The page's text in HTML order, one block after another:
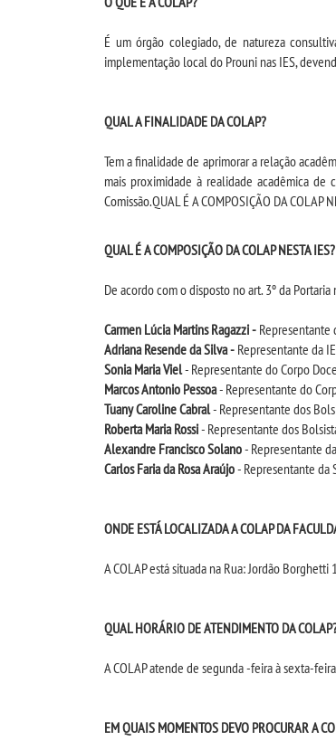
É um órgão colegiado, de natureza
implementação local do Prouni nas IES,
QUAL A FINALIDADE DA COLAP?
Tem a finalidade de aprimorar a relação
mais proximidade à realidade acadêmica de
Comissão.QUAL É A COMPOSIÇÃO DA COLAP
QUAL É A COMPOSIÇÃO DA COLAP NESTA IES?
De acordo com o disposto no art. 3º da
Carmen Lúcia Martins Ragazzi - Representante
Adriana Resende da Silva - Representante da
Sonia Maria Viel- Representante do Corpo
Marcos Antonio Pessoa- Representante do
Tuany Caroline Cabral- Representante dos
Roberta Maria Rossi- Representante dos
Alexandre Francisco Solano- Representante
Carlos Faria da Rosa Araújo- Representante da
ONDE ESTÁ LOCALIZADA A COLAP DA
A COLAP está situada na Rua: Jordão
QUAL HORÁRIO DE ATENDIMENTO DA
A COLAP atende de segunda -feira à sexta-
EM QUAIS MOMENTOS DEVO PROCURAR A